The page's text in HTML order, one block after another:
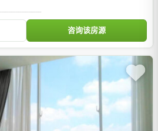
咨询该房源